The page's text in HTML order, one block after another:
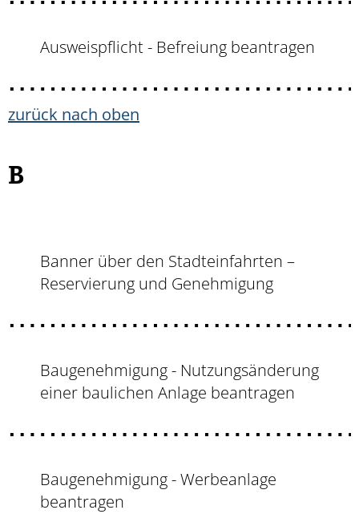
Ausweispflicht - Befreiung beantragen
zurück nach oben
B
Banner über den Stadteinfahrten –
Reservierung und Genehmigung
Baugenehmigung - Nutzungsänderung
einer baulichen Anlage beantragen
Baugenehmigung - Werbeanlage
beantragen